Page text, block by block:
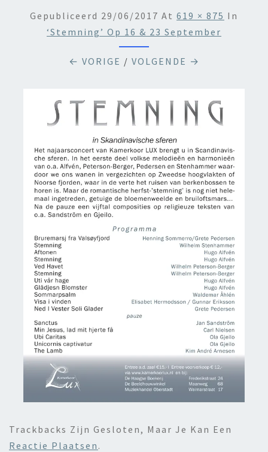
Gepubliceerd 29/06/2017 At 619 × 875 In
‘Stemning’ Op 16 & 23 September
← VORIGE / VOLGENDE →
Trackbacks Zijn Gesloten, Maar Je Kan Een
Reactie Plaatsen .